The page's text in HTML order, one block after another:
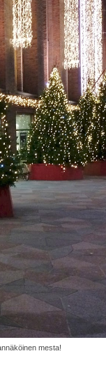
mesta!